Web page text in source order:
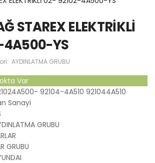
STAREX ELEKTRİKLİ
4A500-YS
AYDINLATMA GRUBU
Var
92104-4A510 921044A510
Sanayi
GRUBU
GRUBU